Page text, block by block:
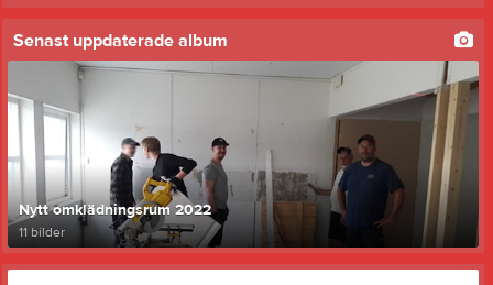
Senast uppdaterade album
Nytt omklädningsrum 2022
11 bilder